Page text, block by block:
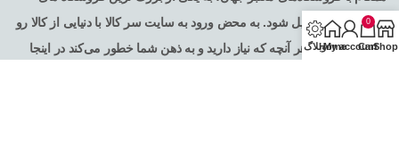
اینترنتی ایران تبدیل شود. به محض ورود به سایت سر کالا با دنیایی از کالا رو
به رو می‌شوید! هر آنچه که نیاز دارید و به ذهن شما خطور می‌کند در اینجاShop
0
Cart
My account
Homeوبلاگ